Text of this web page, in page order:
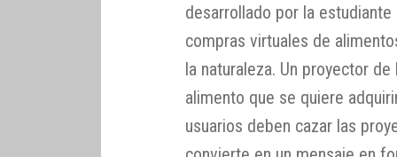
desarrollado por la
compras virtuales de
la naturaleza. Un proyector
alimento que se quiere
usuarios deben cazar las